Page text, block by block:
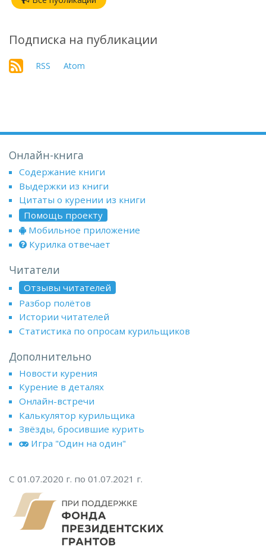
Подписка на публикации
RSS Atom
Онлайн-книга
Содержание книги
Выдержки из книги
Цитаты о курении из книги
Помощь проекту
Мобильное приложение
Курилка отвечает
Читатели
Отзывы читателей
Разбор полётов
Истории читателей
Статистика по опросам курильщиков
Дополнительно
Новости курения
Курение в деталях
Онлайн-встречи
Калькулятор курильщика
Звёзды, бросившие курить
Игра "Один на один"
С 01.07.2020 г. по 01.07.2021 г.